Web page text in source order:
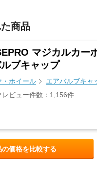
商品
マジカルカー
ブキャップ
・ホイール
エアバルブキャ
レビュー件数：1,156件
の価格を比較する